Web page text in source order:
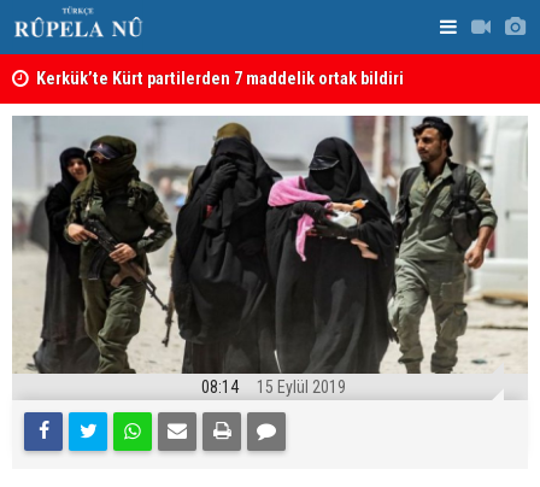
Kerkük’te Kürt partilerden 7 maddelik ortak bildiri
08:14 15 Eylül 2019